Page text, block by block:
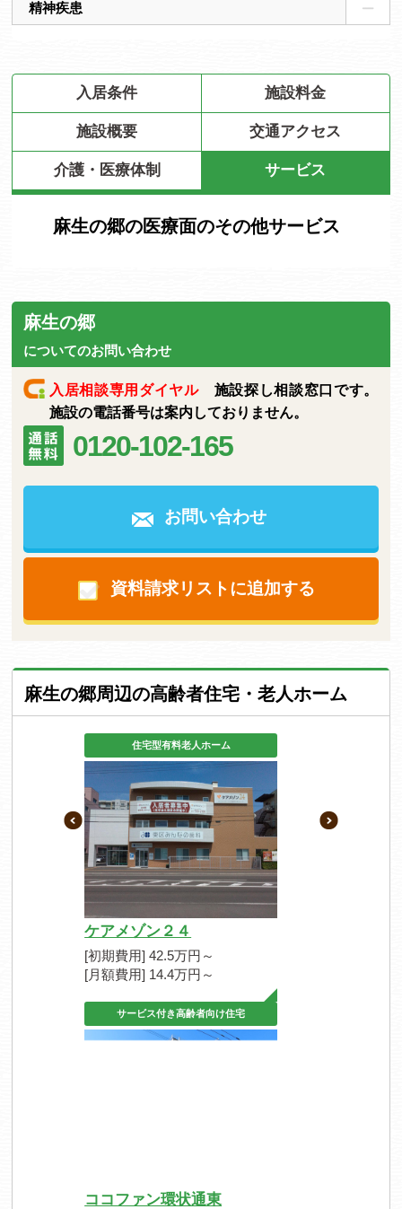
精神疾患
入居条件 施設料金
施設概要 交通アクセス
介護・医療体制 サービス
麻生の郷の医療面のその他サービス
麻生の郷
についてのお問い合わせ
入居相談専用ダイヤル施設探し相談窓口です。
施設の電話番号は案内しておりません。
0120-102-165
お問い合わせ
資料請求リストに追加する
麻生の郷周辺の高齢者住宅・老人ホーム
住宅型有料老人ホーム
ケアメゾン２４
[初期費用] 42.5万円～
[月額費用] 14.4万円～
サービス付き高齢者向け住宅
ココファン環状通東